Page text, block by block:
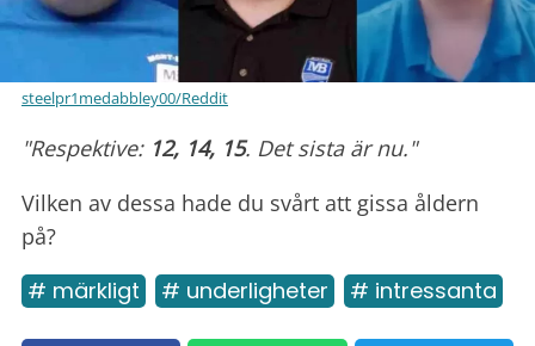
steelpr1medabbley00/Reddit
"Respektive: 12, 14, 15. Det sista är nu."
Vilken av dessa hade du svårt att gissa åldern
på?
# märkligt # underligheter # intressanta